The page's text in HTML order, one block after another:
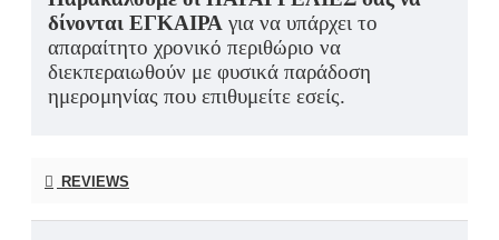
δίνονται ΕΓΚΑΙΡΑ για να υπάρχει το
απαραίτητο χρονικό περιθώριο να
διεκπεραιωθούν με φυσικά παράδοση
ημερομηνίας που επιθυμείτε εσείς.
REVIEWS